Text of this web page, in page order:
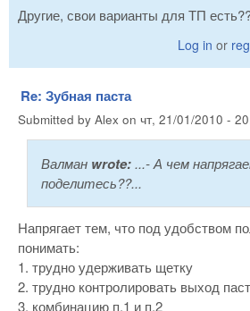
Другие, свои варианты для ТП
Log in or
Re: Зубная паста
Submitted by Alex on чт, 21/01/2010 -
Валман wrote: ...- А чем
поделитесь??...
Напрягает тем, что под удобством
понимать:
1. трудно удерживать щетку
2. трудно контролировать выход
3. комбинацию п.1 и п.2